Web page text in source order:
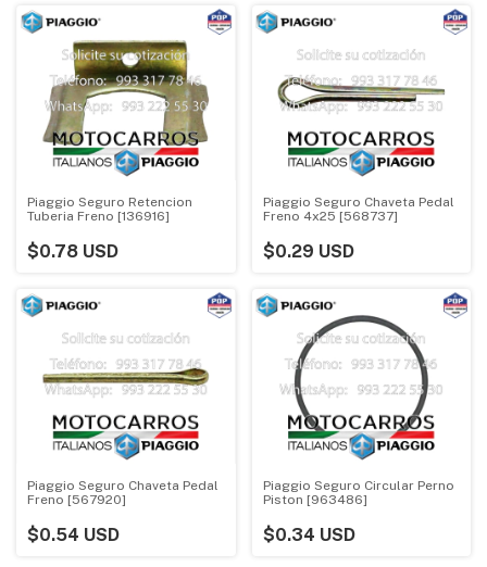
Piaggio Seguro Retencion
Tuberia Freno [136916]
$0.78 USD
Piaggio Seguro Chaveta Pedal
Freno 4x25 [568737]
$0.29 USD
Piaggio Seguro Chaveta Pedal
Freno [567920]
$0.54 USD
Piaggio Seguro Circular Perno
Piston [963486]
$0.34 USD